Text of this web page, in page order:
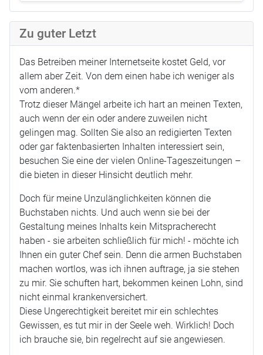
Zu guter Letzt
Das Betreiben meiner Internetseite kostet Geld, vor
allem aber Zeit. Von dem einen habe ich weniger als
vom anderen.*
Trotz dieser Mängel arbeite ich hart an meinen Texten,
auch wenn der ein oder andere zuweilen nicht
gelingen mag. Sollten Sie also an redigierten Texten
oder gar faktenbasierten Inhalten interessiert sein,
besuchen Sie eine der vielen Online-Tageszeitungen –
die bieten in dieser Hinsicht deutlich mehr.
Doch für meine Unzulänglichkeiten können die
Buchstaben nichts. Und auch wenn sie bei der
Gestaltung meines Inhalts kein Mitspracherecht
haben - sie arbeiten schließlich für mich! - möchte ich
Ihnen ein guter Chef sein. Denn die armen Buchstaben
machen wortlos, was ich ihnen auftrage, ja sie stehen
zu mir. Sie schuften hart, bekommen keinen Lohn, sind
nicht einmal krankenversichert.
Diese Ungerechtigkeit bereitet mir ein schlechtes
Gewissen, es tut mir in der Seele weh. Wirklich! Doch
ich brauche sie, bin regelrecht auf sie angewiesen.